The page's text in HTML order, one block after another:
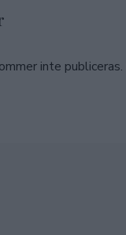
inte publiceras.